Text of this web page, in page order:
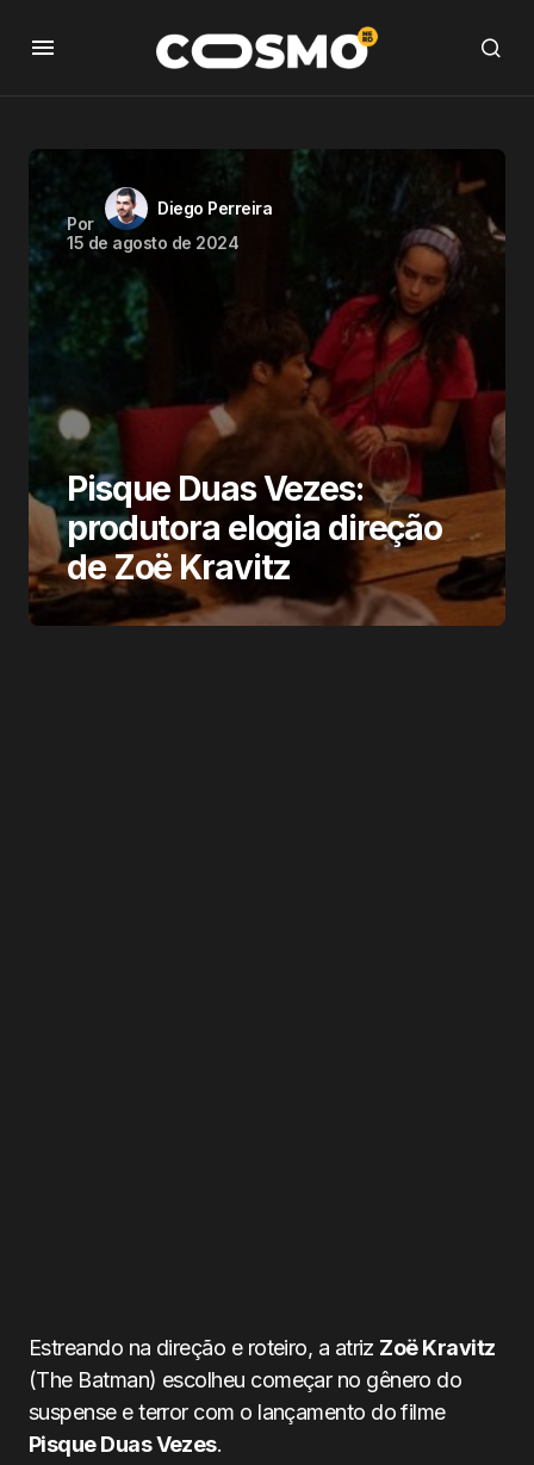
Por
Diego Perreira
15 de agosto de 2024
Pisque Duas Vezes:
produtora elogia direção
de Zoë Kravitz
Estreando na direção e roteiro, a atriz Zoë Kravitz
(The Batman) escolheu começar no gênero do
suspense e terror com o lançamento do filme
Pisque Duas Vezes.